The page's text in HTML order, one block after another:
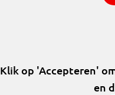
Klik op 'Accepteren'
en